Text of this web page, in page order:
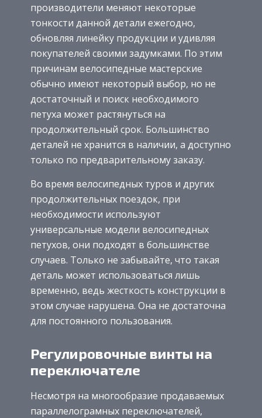
производители меняют некоторые
тонкости данной детали ежегодно,
обновляя линейку продукции и удивляя
покупателей своими задумками. По этим
причинам велосипедные мастерские
обычно имеют некоторый выбор, но не
достаточный и поиск необходимого
петуха может растянуться на
продолжительный срок. Большинство
деталей не хранится в наличии, а доступно
только по предварительному заказу.
Во время велосипедных туров и других
продолжительных поездок, при
необходимости используют
универсальные модели велосипедных
петухов, они подходят в большинстве
случаев. Только не забывайте, что такая
деталь может использоваться лишь
временно, ведь жесткость конструкции в
этом случае нарушена. Она не достаточна
для постоянного пользования.
Регулировочные винты на
переключателе
Несмотря на многообразие продаваемых
параллелограмных переключателей,